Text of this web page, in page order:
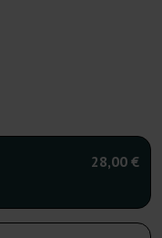
28,00 €